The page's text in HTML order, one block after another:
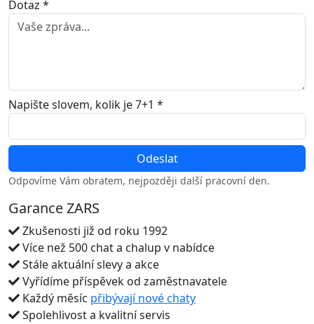
Dotaz *
Napište slovem, kolik je 7+1 *
Odpovíme Vám obratem, nejpozději další pracovní den.
Garance ZARS
Zkušenosti již od roku 1992
Více než 500 chat a chalup v nabídce
Stále aktuální slevy a akce
Vyřídíme příspěvek od zaměstnavatele
Každý měsíc přibývají nové chaty
Spolehlivost a kvalitní servis